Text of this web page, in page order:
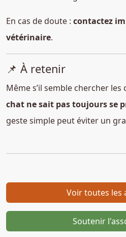
En cas de doute : contactez
vétérinaire.
📌 À retenir
Même s’il semble chercher les
chat ne sait pas toujours se
geste simple peut éviter un
Voir toutes les
Soutenir